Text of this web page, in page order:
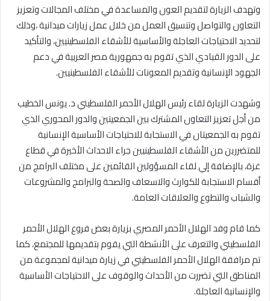
وتهدف الزيارة لتقديم العون والمساعدة في مختلف المجالات وتعزيز
التعاون والتواصل وتنسيق العمل من خلال عمل زيارات ميدانية ،وذلك
لتحديد الاحتياجات العاجلة والأساسية للأشقاء الفلسطينيين، والتأكيد
على الدور القيادي الذي تقوم به جمهورية مصر العربية في دعم
الجهود الإنسانية وتقديم المعونات للأشقاء الفلسطينيين.
وشهدت الزيارة لقاء رئيس الهلال الأحمر الفلسطيني د. يونس الخطيب
من أجل تعزيز التعاون المشترك بين الجمعيتين والدور المحوري الذي
تقوم به الجمعيتان في الاستجابة للاحتياجات الأساسية الإنسانية
للمتضررين من الأشقاء الفلسطينيين جراء الاحداث الأخيرة في قطاع
غزة، بالإضافة إلي لقاء المسؤولين القائمين على مختلف البرامج من
أقسام الاستجابة للكوارث والاسعاف والصحة والبرامج والمشروعات
والشباب والتطوع والعلاقات العامة.
كما قام وفد الهلال الأحمر المصري بزيارة بعض فروع الهلال الأحمر
الفلسطيني والتعرف على الأنشطة التي يقوم بتقديمها للمجتمع، كما
تم مرافقة الهلال الأحمر الفلسطيني في زيارة ميدانية لمجموعة من
المناطق التي تضررت من الأحداث والوقوف على الاحتياجات الأساسية
والإنسانية العاجلة.